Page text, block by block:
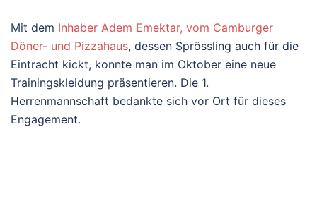
Mit dem Inhaber Adem Emektar, vom Camburger
Döner- und Pizzahaus, dessen Sprössling auch für die
Eintracht kickt, konnte man im Oktober eine neue
Trainingskleidung präsentieren. Die 1.
Herrenmannschaft bedankte sich vor Ort für dieses
Engagement.